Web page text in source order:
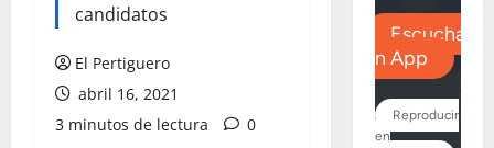
candidatos
El Pertiguero
abril 16, 2021
3 minutos de lectura
0